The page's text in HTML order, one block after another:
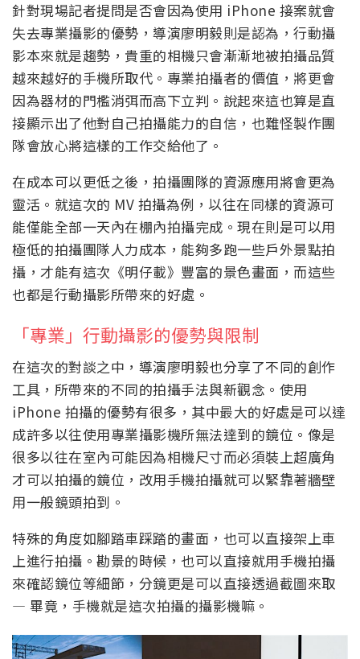
針對現場記者提問是否會因為使用 iPhone 接案就會
失去專業攝影的優勢，導演廖明毅則是認為，行動攝
影本來就是趨勢，貴重的相機只會漸漸地被拍攝品質
越來越好的手機所取代。專業拍攝者的價值，將更會
因為器材的門檻消弭而高下立判。說起來這也算是直
接顯示出了他對自己拍攝能力的自信，也難怪製作團
隊會放心將這樣的工作交給他了。
在成本可以更低之後，拍攝團隊的資源應用將會更為
靈活。就這次的 MV 拍攝為例，以往在同樣的資源可
能僅能全部一天內在棚內拍攝完成。現在則是可以用
極低的拍攝團隊人力成本，能夠多跑一些戶外景點拍
攝，才能有這次《明仔載》豐富的景色畫面，而這些
也都是行動攝影所帶來的好處。
「專業」行動攝影的優勢與限制
在這次的對談之中，導演廖明毅也分享了不同的創作
工具，所帶來的不同的拍攝手法與新觀念。使用
iPhone 拍攝的優勢有很多，其中最大的好處是可以達
成許多以往使用專業攝影機所無法達到的鏡位。像是
很多以往在室內可能因為相機尺寸而必須裝上超廣角
才可以拍攝的鏡位，改用手機拍攝就可以緊靠著牆壁
用一般鏡頭拍到。
特殊的角度如腳踏車踩踏的畫面，也可以直接架上車
上進行拍攝。勘景的時候，也可以直接就用手機拍攝
來確認鏡位等細節，分鏡更是可以直接透過截圖來取
— 畢竟，手機就是這次拍攝的攝影機嘛。